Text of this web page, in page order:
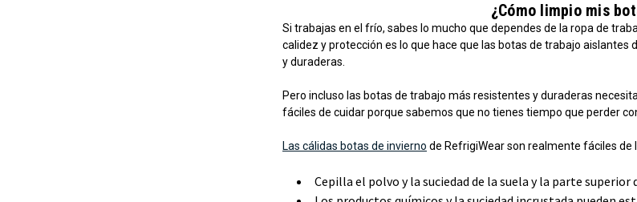
¿Cómo limpio mis
Si trabajas en el frío, sabes lo mucho que dependes de la ropa de
calidez y protección es lo que hace que las botas de trabajo
y duraderas.
Pero incluso las botas de trabajo más resistentes y duraderas
fáciles de cuidar porque sabemos que no tienes tiempo que perder
Las cálidas botas de invierno de RefrigiWear son realmente fáciles
Cepilla el polvo y la suciedad de la suela y la parte